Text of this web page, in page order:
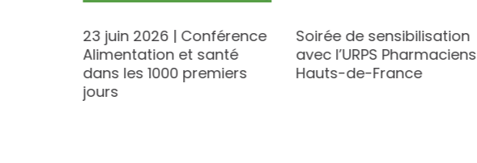
23 juin 2026 | Conférence
Alimentation et santé
dans les 1000 premiers
jours
Soirée de sensibilisation
avec l’URPS Pharmaciens
Hauts-de-France